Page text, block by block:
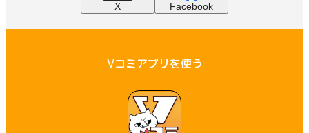
X Facebook
Vコミアプリを使う